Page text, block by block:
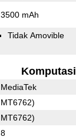
3500 mAh
Tidak Amovible
Komputasi
MediaTek
MT6762)
MT6762)
8